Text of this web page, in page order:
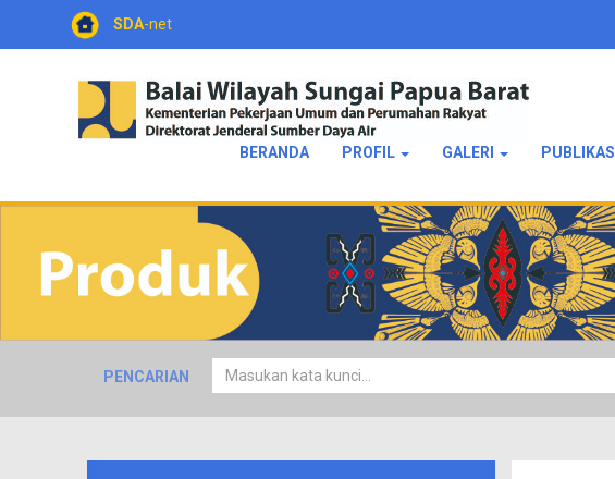
SDA-net
BERANDA PROFIL GALERI PUBLIKASI
PENCARIAN